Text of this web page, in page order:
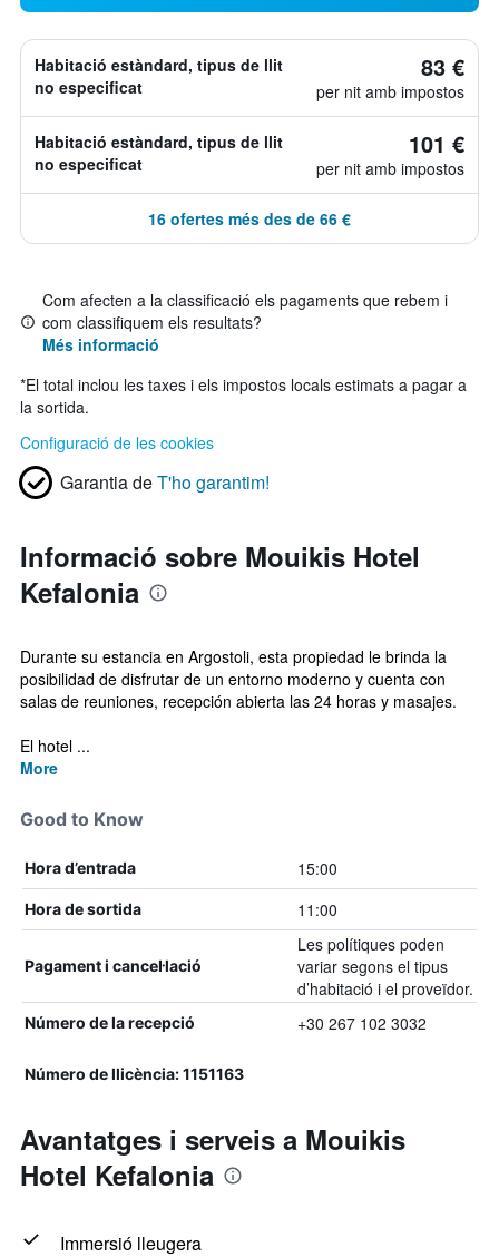
Habitació estàndard, tipus de llit
no especificat
83 €
per nit amb impostos
Habitació estàndard, tipus de llit
no especificat
101 €
per nit amb impostos
16 ofertes més des de 66 €
Com afecten a la classificació els pagaments que rebem i
com classifiquem els resultats?
Més informació
*El total inclou les taxes i els impostos locals estimats a pagar a
la sortida.
Configuració de les cookies
Garantia deT'ho garantim!
Informació sobre Mouikis Hotel
Kefalonia
Durante su estancia en Argostoli, esta propiedad le brinda la
posibilidad de disfrutar de un entorno moderno y cuenta con
salas de reuniones, recepción abierta las 24 horas y masajes.
El hotel ...
More
Good to Know
Hora d’entrada 15:00
Hora de sortida 11:00
Pagament i cancel·lació
Les polítiques poden
variar segons el tipus
d’habitació i el proveïdor.
Número de la recepció +30 267 102 3032
Número de llicència: 1151163
Avantatges i serveis a Mouikis
Hotel Kefalonia
Immersió lleugera